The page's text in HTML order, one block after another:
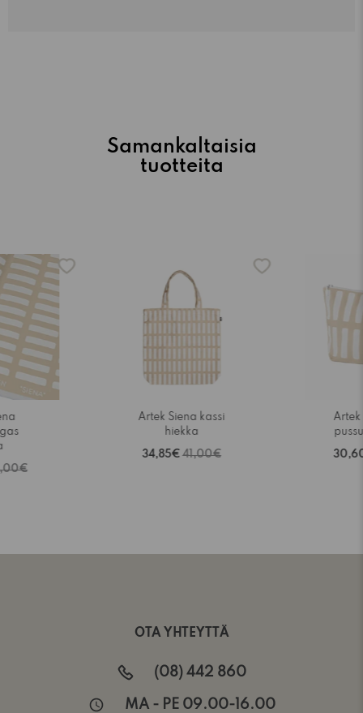
Samankaltaisia
tuotteita
Artek Siena kassi
hiekka
34,85€ 41,00€
Artek
OTA YHTEYTTÄ
(08) 442 860
MA - PE 09.00-16.00